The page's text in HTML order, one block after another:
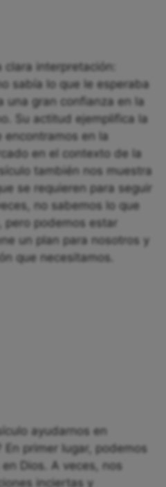
clara interpretación:
sabía lo que le esperaba
una gran confianza en la
Su actitud ejemplifica la
encontramos en la
en el contexto de la
también nos muestra
se requieren para seguir
no sabemos lo que
pero podemos estar
un plan para nosotros y
que necesitamos.
ayudarnos en
primer lugar, podemos
Dios. A veces, nos
inciertas y